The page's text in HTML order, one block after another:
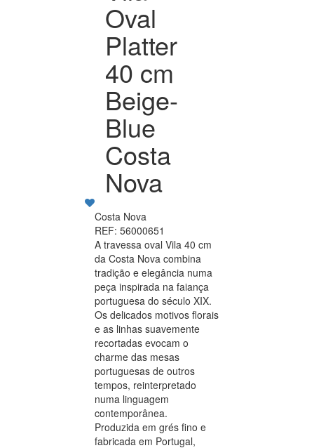
Oval
Platter
40 cm
Beige-
Blue
Costa
Nova
Costa Nova
REF: 56000651
A travessa oval Vila 40 cm
da Costa Nova combina
tradição e elegância numa
peça inspirada na faiança
portuguesa do século XIX.
Os delicados motivos florais
e as linhas suavemente
recortadas evocam o
charme das mesas
portuguesas de outros
tempos, reinterpretado
numa linguagem
contemporânea.
Produzida em grés fino e
fabricada em Portugal,